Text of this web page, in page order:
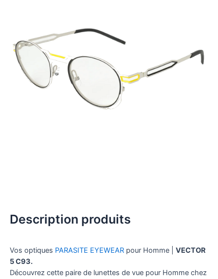
Description produits
Vos optiques PARASITE EYEWEAR pour Homme | VECTOR
5 C93.
Découvrez cette paire de lunettes de vue pour Homme chez